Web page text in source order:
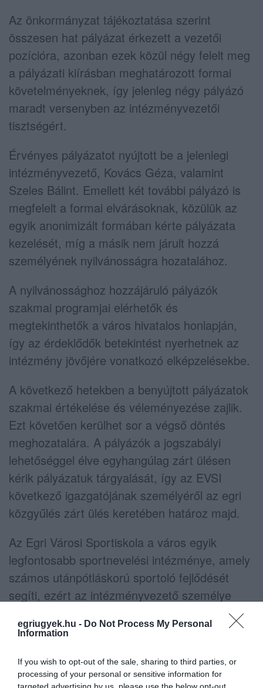
egriugyek.hu - Do Not Process My Personal
Information
If you wish to opt-out of the sale, sharing to third parties, or
processing of your personal or sensitive information for
targeted advertising by us, please use the below opt-out
Az önkormányzat tájékoztatása szerint
összesen hat pályázat érkezett a vezetői
pozícióra, azonban ezek közül négy felelt meg
a pályázati kiírásban meghatározott formai
követelményeknek, így jelenleg négy pályázó
maradt versenyben az intézményvezetői
tisztségért.
Érvényes pályázatot nyújtott be a jelenlegi
intézményvezető, Kovács Géza, valamint
Szeles Bálint. Emellett két további pályázó is
megfelelt a formai elvárásoknak, közülük az
egyik anonimizált formában kérte pályázata
kezelését, míg a másik nem járult hozzá
személyének nyilvánosságra hozatalához.
A nyilvánossághoz hozzájáruló pályázók
szakmai programjai elérhetők és
megtekinthetők a város hivatalos honlapján,
így az érdeklődők betekintést nyerhetnek az
intézmény jövőjére vonatkozó elképzelésekbe.
A következő hetekben a benyújtott pályázatok
szakmai értékelése és véleményezése zajlik.
Ezt követően kerülhet sor a végső döntés
meghozatalára. A pályázók a jogszabályi
lehetőséggel élve egyhangúlag zárt ülésen
kérik pályázatuk tárgyalását, így az EVSI
következő igazgatójának személyéről az egri
közgyűlés zárt ülés keretében határoz majd.
Az Egri Városi Sportiskola a város egyik
legfontosabb sportnevelési intézménye, amely
számos utánpótláskorú sportoló fejlődését
segíti, ezért az intézményvezető személye
hosszú távon meghatározó szerepet tölthet be
Eger sportéletének alakításában.
indexkép: EVSI